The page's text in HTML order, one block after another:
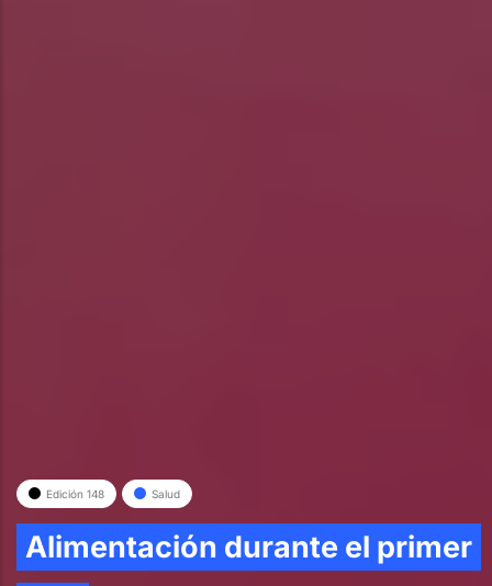
Edición 148 Salud
Alimentación durante el primer